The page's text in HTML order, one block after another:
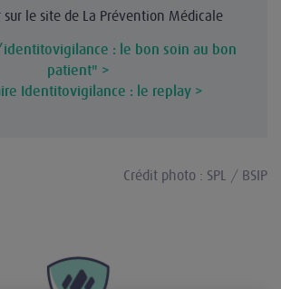
sur le site de La Prévention Médicale
: le bon soin au bon
patient" >
Identitovigilance : le replay >
Crédit photo : SPL / BSIP